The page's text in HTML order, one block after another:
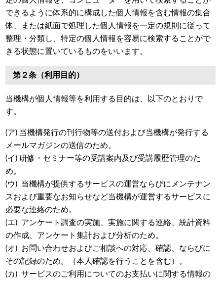
できるように体系的に構成した個人情報を含む情報の集合
体、または紙面で処理した個人情報を一定の規則に従って
整理・分類し、特定の個人情報を容易に検索することがで
きる状態に置いているものをいいます。
第２条（利用目的）
当機構が個人情報等を利用する目的は、以下のとおりで
す。
(ア) 当機構発行の刊行物等の送付および当機構が発行する
メールマガジンの送信のため。
(イ) 研修・セミナー等の受講案内及び受講履歴管理のた
め。
(ウ) 当機構が提供するサービスの運営ならびにメンテナン
スおよび重要なお知らせなど当機構が運営するサービスに
必要な連絡のため。
(エ) アンケート調査の実施、実施に関する連絡、統計資料
の作成、アンケート集計および分析のため。
(オ) お問い合わせおよびご相談への対応、確認、ならびに
その記録のため。（本人確認を行うことを含む）。
(カ) サービスのご利用についてのお支払いに関する情報の